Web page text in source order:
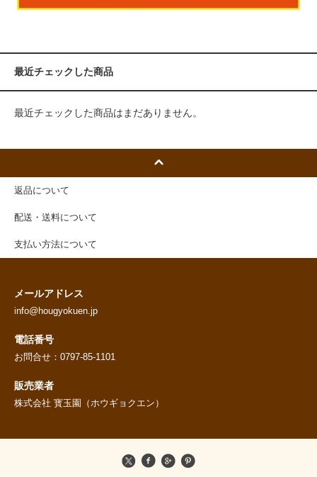
最近チェックした商品
最近チェックした商品はまだありません。
返品について
配送・送料について
支払い方法について
メールアドレス
info@hougyokuen.jp
電話番号
お問合せ：0797-85-1101
販売業者
株式会社 寳玉園（ホウギョクエン）